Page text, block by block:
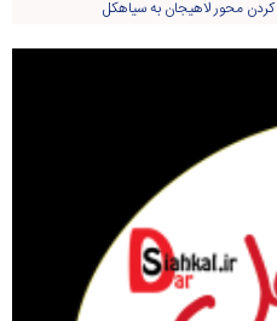
محور لاهیجان به سیاهکل